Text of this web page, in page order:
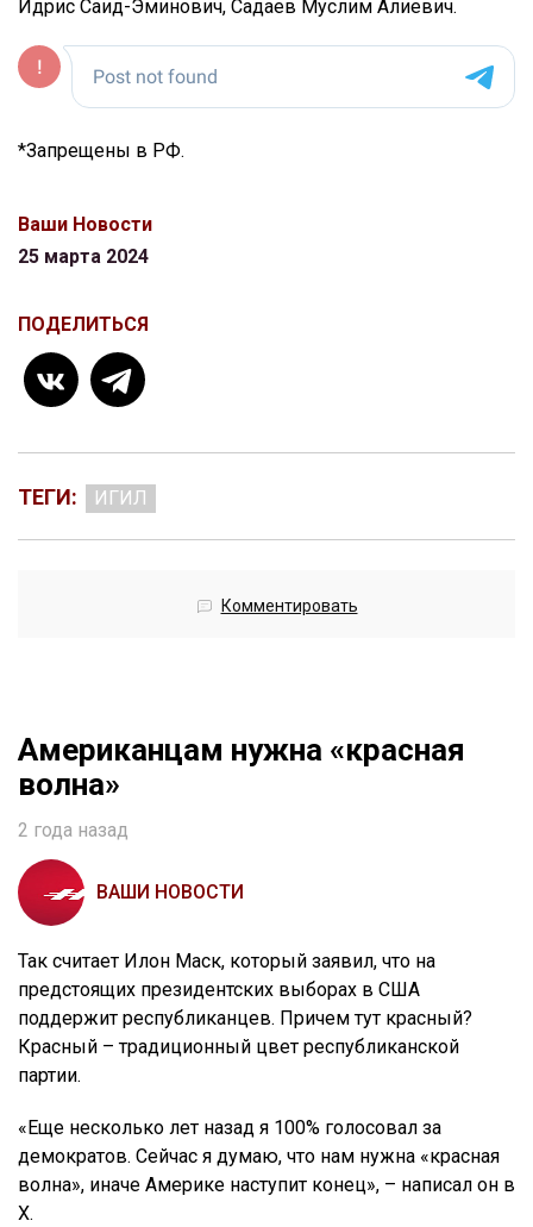
Идрис Саид-Эминович, Садаев Муслим Алиевич.
*Запрещены в РФ.
Ваши Новости
25 марта 2024
ПОДЕЛИТЬСЯ
ТЕГИ: ИГИЛ
Комментировать
Американцам нужна «красная
волна»
2 года назад
ВАШИ НОВОСТИ
Так считает Илон Маск, который заявил, что на
предстоящих президентских выборах в США
поддержит республиканцев. Причем тут красный?
Красный – традиционный цвет республиканской
партии.
«Еще несколько лет назад я 100% голосовал за
демократов. Сейчас я думаю, что нам нужна «красная
волна», иначе Америке наступит конец», – написал он в
X.